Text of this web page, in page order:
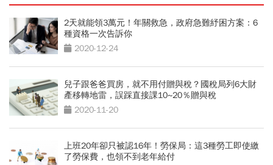
2天就能領3萬元！年關救急，政府急難紓困方案：6
種資格一次告訴你
2020-12-24
兒子跟爸爸買房，就不用付贈與稅？國稅局列6大財
產移轉地雷，誤踩直接課10~20％贈與稅
2020-11-20
上班20年卻只被認16年！勞保局：這3種勞工即使繳
了勞保費，也領不到老年給付